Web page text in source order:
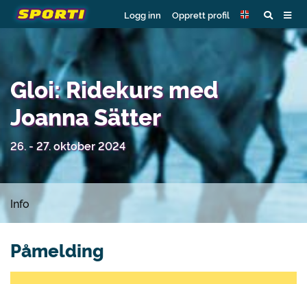
Logg inn Opprett profil
Gloi: Ridekurs med
Joanna Sätter
26. - 27. oktober 2024
Info
Påmelding